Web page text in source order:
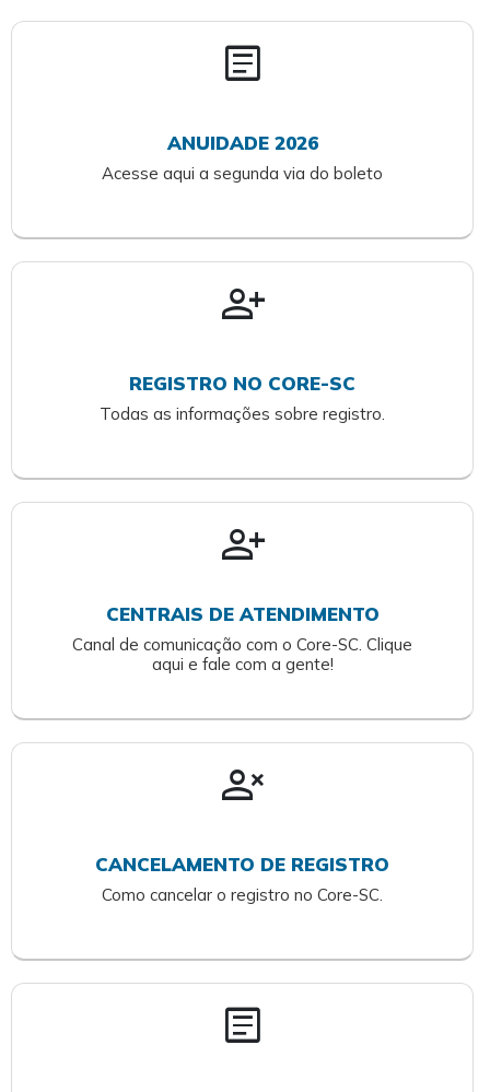
article
ANUIDADE 2026
Acesse aqui a segunda via do boleto
person_add
REGISTRO NO CORE-SC
Todas as informações sobre registro.
person_add
CENTRAIS DE ATENDIMENTO
Canal de comunicação com o Core-SC. Clique
aqui e fale com a gente!
person_cancel
CANCELAMENTO DE REGISTRO
Como cancelar o registro no Core-SC.
article